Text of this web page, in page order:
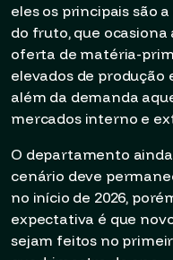
eles os principais são
do fruto, que ocasiona
oferta de matéria-
elevados de produção
além da demanda
mercados interno e
O departamento
cenário deve
no início de 2026,
expectativa é que
sejam feitos no